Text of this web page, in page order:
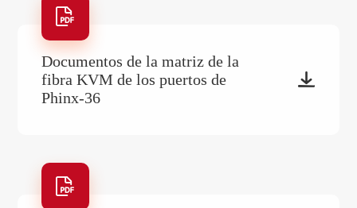

Documentos de la matriz de la
fibra KVM de los puertos de
Phinx-36

